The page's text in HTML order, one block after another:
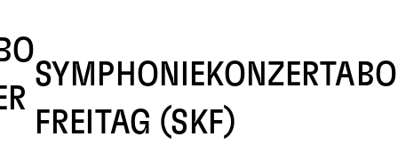
SYMPHONIEKONZERTABO
FREITAG (SKF)